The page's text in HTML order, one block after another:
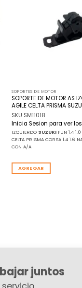
SOPORTES DE MOTOR
SOPORTE DE MOTOR AS
AGILE CELTA PRISMA
SKU SM11018
Inicia Sesion para ver
IZQUIERDO SUZUKI FUN 1.4 1.0
CELTA PRISMA CORSA 1.4 1.6
CON A/A
AGREGAR
juntos